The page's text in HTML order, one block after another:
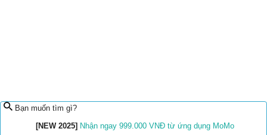
Bạn muốn tìm gì?
[NEW 2025] Nhận ngay 999.000 VNĐ từ ứng dụng MoMo